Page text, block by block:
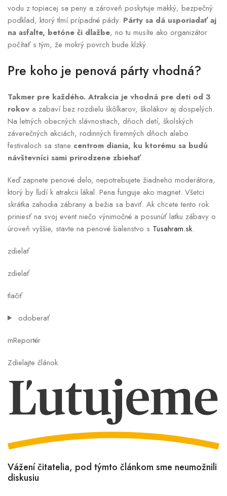
vodu z topiacej sa peny a zároveň poskytuje mäkký, bezpečný
podklad, ktorý tlmí prípadné pády. Párty sa dá usporiadať aj
na asfalte, betóne či dlažbe, no tu musíte ako organizátor
počítať s tým, že mokrý povrch bude klzký.
Pre koho je penová párty vhodná?
Takmer pre každého. Atrakcia je vhodná pre deti od 3
rokov a zabaví bez rozdielu škôlkarov, školákov aj dospelých.
Na letných obecných slávnostiach, dňoch detí, školských
záverečných akciách, rodinných firemných dňoch alebo
festivaloch sa stane centrom diania, ku ktorému sa budú
návštevníci sami prirodzene zbiehať.
Keď zapnete penové delo, nepotrebujete žiadneho moderátora,
ktorý by ľudí k atrakcii lákal. Pena funguje ako magnet. Všetci
skrátka zahodia zábrany a bežia sa baviť. Ak chcete tento rok
priniesť na svoj event niečo výnimočné a posunúť latku zábavy o
úroveň vyššie, stavte na penové šialenstvo s Tusahram.sk.
zdielať
zdielať
tlačiť
odoberať
mReportér
Zdielajte článok
Vážení čitatelia, pod týmto článkom sme neumožnili
diskusiu